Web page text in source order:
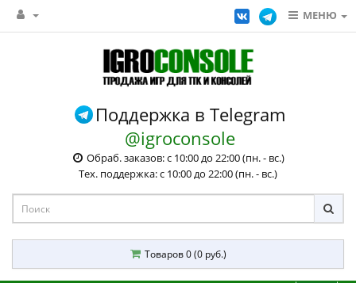
МЕНЮ
Поддержка в Telegram
@igroconsole
Обраб. заказов: с 10:00 до 22:00 (пн. - вс.)
Тех. поддержка: с 10:00 до 22:00 (пн. - вс.)
Товаров 0 (0 руб.)